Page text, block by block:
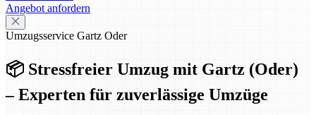
Angebot anfordern
Umzugsservice Gartz Oder
📦 Stressfreier Umzug mit Gartz (Oder)
– Experten für zuverlässige Umzüge